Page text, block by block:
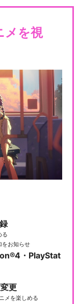
メを視
る
をお知らせ
・PlayStat
更
メを楽しめる